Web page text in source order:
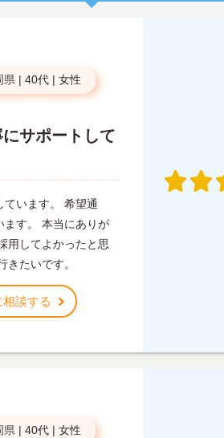
県 | 40代 | 女性
サポートして
います。 希望通
ます。 本当にありが
用してよかったと思
きたいです。
談する
県 | 40代 | 女性